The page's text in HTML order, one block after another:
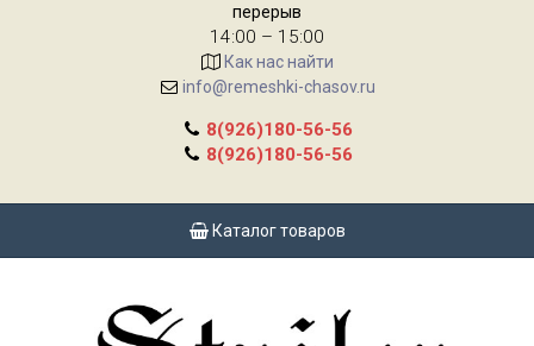
перерыв
14:00 – 15:00
Как нас найти
info@remeshki-chasov.ru
8(926)180-56-56
8(926)180-56-56
Каталог товаров